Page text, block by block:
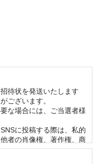
待状を発送いたします
ございます。
な場合には、ご当選者様
に投稿する際は、私的
者の肖像権、著作権、商
、十分にご留意くださ